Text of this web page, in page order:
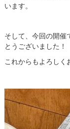
います。
そして、今回の開催
とうございました！
これからもよろしく